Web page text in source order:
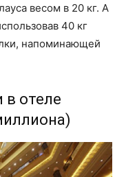
весом в 20 кг. А
40 кг
напоминающей
в отеле